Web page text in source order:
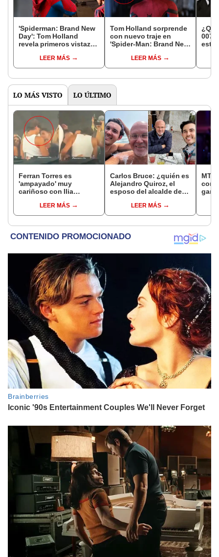
'Spiderman: Brand New
Day': Tom Holland
revela primeros vistazos
la película del Hombre
Araña
LEER MÁS
Tom Holland sorprende
con nuevo traje en
'Spider-Man: Brand New
fans del MCU
LEER MÁS
era
LO MÁS VISTO LO ÚLTIMO
Ferran Torres es
'ampayado' muy
cariñoso con Ilia
artes marciales, y
desata gran revuelo en
LEER MÁS
Carlos Bruce: ¿quién es
Alejandro Quiroz, el
esposo del alcalde de
historia de amor?
LEER MÁS
MTV